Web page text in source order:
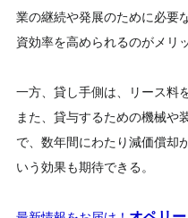
業の継続や発展のために必要
資効率を高められるのがメリ
一方、貸し手側は、リース料
また、貸与するための機械や
で、数年間にわたり減価償却
いう効果も期待できる。